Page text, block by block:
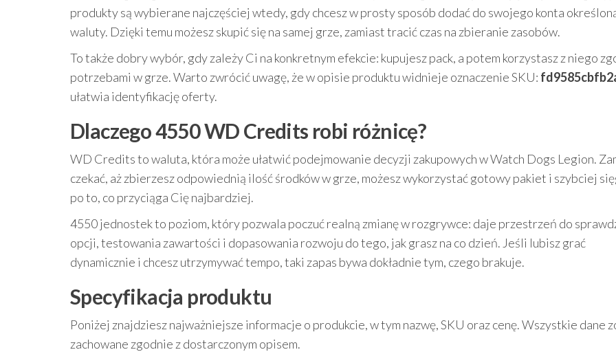
produkty są wybierane najczęściej wtedy, gdy chcesz w prosty sposób dodać do swojego konta
waluty. Dzięki temu możesz skupić się na samej grze, zamiast tracić czas na zbieranie zasobów.
To także dobry wybór, gdy zależy Ci na konkretnym efekcie: kupujesz pack, a potem korzystasz z niego
potrzebami w grze. Warto zwrócić uwagę, że w opisie produktu widnieje oznaczenie SKU:
ułatwia identyfikację oferty.
Dlaczego 4550 WD Credits robi różnicę?
WD Credits to waluta, która może ułatwić podejmowanie decyzji zakupowych w Watch Dogs Legion.
czekać, aż zbierzesz odpowiednią ilość środków w grze, możesz wykorzystać gotowy pakiet i szybciej
po to, co przyciąga Cię najbardziej.
4550 jednostek to poziom, który pozwala poczuć realną zmianę w rozgrywce: daje przestrzeń do
opcji, testowania zawartości i dopasowania rozwoju do tego, jak grasz na co dzień. Jeśli lubisz grać
dynamicznie i chcesz utrzymywać tempo, taki zapas bywa dokładnie tym, czego brakuje.
Specyfikacja produktu
Poniżej znajdziesz najważniejsze informacje o produkcie, w tym nazwę, SKU oraz cenę. Wszystkie dane
zachowane zgodnie z dostarczonym opisem.